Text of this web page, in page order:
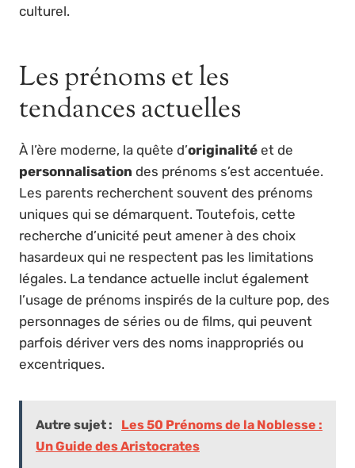
culturel.
Les prénoms et les
tendances actuelles
À l’ère moderne, la quête d’originalité et de
personnalisation des prénoms s’est accentuée.
Les parents recherchent souvent des prénoms
uniques qui se démarquent. Toutefois, cette
recherche d’unicité peut amener à des choix
hasardeux qui ne respectent pas les limitations
légales. La tendance actuelle inclut également
l’usage de prénoms inspirés de la culture pop, des
personnages de séries ou de films, qui peuvent
parfois dériver vers des noms inappropriés ou
excentriques.
Autre sujet :
Les 50 Prénoms de la Noblesse :
Un Guide des Aristocrates